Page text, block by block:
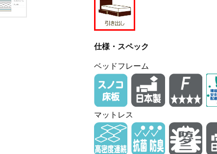
仕様・スペック
ベッドフレーム
マットレス